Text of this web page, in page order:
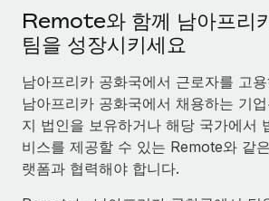
Remote와 함께 남아프리
팀을 성장시키세요
남아프리카 공화국에서 근로자를 고
남아프리카 공화국에서 채용하는 기
지 법인을 보유하거나 해당 국가에서
비스를 제공할 수 있는 Remote와 같
랫폼과 협력해야 합니다.